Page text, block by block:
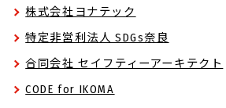
株式会社ヨナテック
特定非営利法人 SDGs奈良
合同会社 セイフティーアーキテクト
CODE for IKOMA